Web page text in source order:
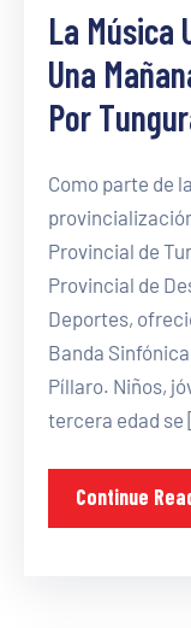
La Música
Una
Por
Como parte de
Provincial de
Provincial de
Deportes,
Banda
Píllaro. Niños,
tercera edad
Continue